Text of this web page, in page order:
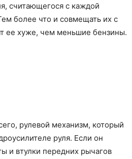
считающегося с каждой
более что и совмещать их с
ее хуже, чем меньшие бензины.
рулевой механизм, который
руля. Если он
и втулки передних рычагов